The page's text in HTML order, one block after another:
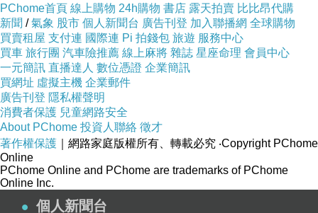
PChome首頁 線上購物 24h購物 書店 露天拍賣 比比昂代購
新聞 /氣象 股市 個人新聞台 廣告刊登 加入聯播網 全球購物
買賣租屋 支付連 國際連 Pi 拍錢包 旅遊 服務中心
買車 旅行團 汽車險推薦 線上麻將 雜誌 星座命理 會員中心
一元簡訊 直播達人 數位憑證 企業簡訊
買網址 虛擬主機 企業郵件
廣告刊登 隱私權聲明
消費者保護 兒童網路安全
About PChome 投資人聯絡 徵才
著作權保護 ｜網路家庭版權所有、轉載必究 ‧Copyright PChome
Online
PChome Online and PChome are trademarks of PChome
Online Inc.
個人新聞台